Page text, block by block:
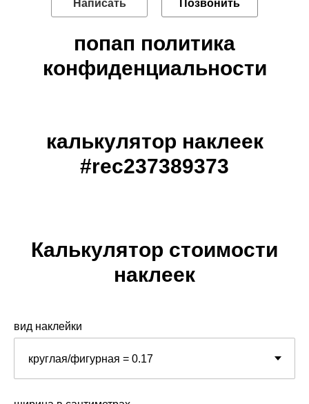
Написать Позвонить
попап политика
конфиденциальности
калькулятор наклеек
#rec237389373
Калькулятор стоимости
наклеек
вид наклейки